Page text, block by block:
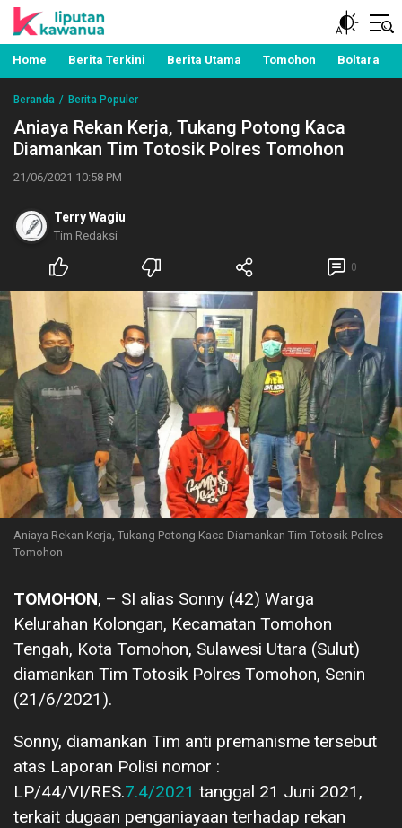
Liputan Kawanua
Berita Manado, Sulawesi Utara, Kawanua, Politik,
Pemerintahan, Hukum Kriminal dan Nasional
Home Berita Terkini Berita Utama Tomohon Boltara
Beranda Berita Populer
Aniaya Rekan Kerja, Tukang Potong Kaca
Diamankan Tim Totosik Polres Tomohon
21/06/2021 10:58 PM
Terry Wagiu
Tim Redaksi
0
Aniaya Rekan Kerja, Tukang Potong Kaca Diamankan Tim Totosik Polres
Tomohon
TOMOHON, – SI alias Sonny (42) Warga
Kelurahan Kolongan, Kecamatan Tomohon
Tengah, Kota Tomohon, Sulawesi Utara (Sulut)
diamankan Tim Totosik Polres Tomohon, Senin
(21/6/2021).
Sonny, diamankan Tim anti premanisme tersebut
atas Laporan Polisi nomor :
LP/44/VI/RES.7.4/2021 tanggal 21 Juni 2021,
terkait dugaan penganiayaan terhadap rekan